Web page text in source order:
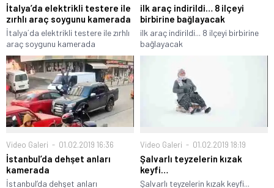
İtalya’da elektrikli testere ile
zırhlı araç soygunu kamerada
İtalya´da elektrikli testere ile zırhlı
araç soygunu kamerada
ilk araç indirildi… 8 ilçeyi
birbirine bağlayacak
ilk araç indirildi... 8 ilçeyi birbirine
bağlayacak
Video Galeri 01.02.2019 16:36
İstanbul’da dehşet anları
kamerada
İstanbul’da dehşet anları
Video Galeri 01.02.2019 18:19
Şalvarlı teyzelerin kızak
keyfi…
Şalvarlı teyzelerin kızak keyfi...